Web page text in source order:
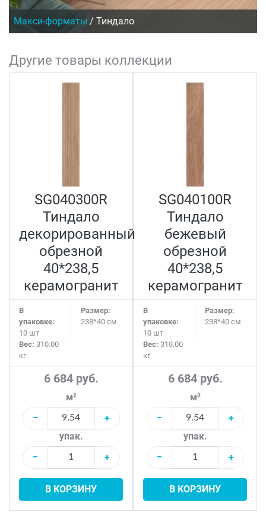
Макси-форматы / Тиндало
Другие товары коллекции
SG040300R
Тиндало
декорированный
обрезной
40*238,5
керамогранит
В
упаковке:
10 шт
Размер:
238*40 см
Вес: 310.00
кг
6 684 руб.
м²
−
+
упак.
−
+
В КОРЗИНУ
SG040100R
Тиндало
бежевый
обрезной
40*238,5
керамогранит
В
упаковке:
10 шт
Размер:
238*40 см
Вес: 310.00
кг
6 684 руб.
м²
−
+
упак.
−
+
В КОРЗИНУ